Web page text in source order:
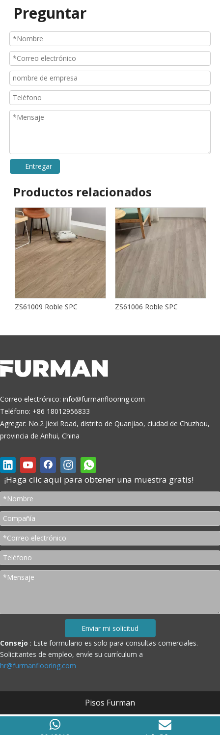
Preguntar
Entregar
Productos relacionados
ZS61009 Roble SPC ZS61006 Roble SPC
Correo electrónico: info@furmanflooring.com
Teléfono: +86 18012956833
Agregar: No.2 Jiexi Road, distrito de Quanjiao, ciudad de Chuzhou,
provincia de Anhui, China
¡Haga clic aquí para obtener una muestra gratis!
Enviar mi solicitud
Consejo : Este formulario es solo para consultas comerciales.
Solicitantes de empleo, envíe su currículum a
hr@furmanflooring.com
Pisos Furman